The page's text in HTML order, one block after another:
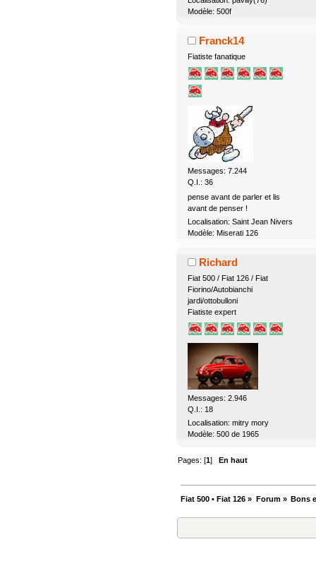
Modèle: 500f
Franck14
Fiatiste fanatique
Messages: 7.244
Q.I.: 36
pense avant de parler et lis
avant de penser !
Localisation: Saint Jean Nivers
Modèle: Miserati 126
Richard
Fiat 500 / Fiat 126 / Fiat
Fiorino/Autobianchi
jardi/ottobulloni
Fiatiste expert
Messages: 2.946
Q.I.: 18
Localisation: mitry mory
Modèle: 500 de 1965
Pages: [1]En haut
Fiat 500 • Fiat 126 » Forum» Bons